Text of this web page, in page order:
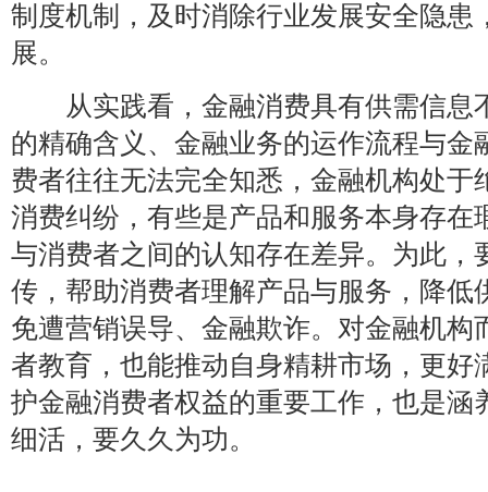
制度机制，及时消除行业发展安全隐患
展。
从实践看，金融消费具有供需信息
的精确含义、金融业务的运作流程与金
费者往往无法完全知悉，金融机构处于
消费纠纷，有些是产品和服务本身存在
与消费者之间的认知存在差异。为此，
传，帮助消费者理解产品与服务，降低
免遭营销误导、金融欺诈。对金融机构
者教育，也能推动自身精耕市场，更好
护金融消费者权益的重要工作，也是涵
细活，要久久为功。